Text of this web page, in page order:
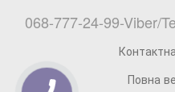
068-777-24-99-Viber/
Повна